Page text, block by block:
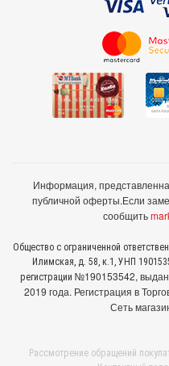
Информация,
публичной оферты.Если
сообщить
Общество с ограниченной
Илимская, д. 58, к.1, УНП
регистрации №190153542,
2019 года. Регистрация в
Сеть
Рассмотрение обращений